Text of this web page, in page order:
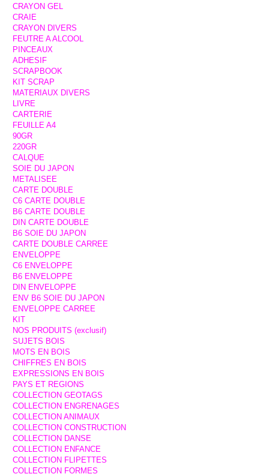
CRAYON GEL
CRAIE
CRAYON DIVERS
FEUTRE A ALCOOL
PINCEAUX
ADHESIF
SCRAPBOOK
KIT SCRAP
MATERIAUX DIVERS
LIVRE
CARTERIE
FEUILLE A4
90GR
220GR
CALQUE
SOIE DU JAPON
METALISEE
CARTE DOUBLE
C6 CARTE DOUBLE
B6 CARTE DOUBLE
DIN CARTE DOUBLE
B6 SOIE DU JAPON
CARTE DOUBLE CARREE
ENVELOPPE
C6 ENVELOPPE
B6 ENVELOPPE
DIN ENVELOPPE
ENV B6 SOIE DU JAPON
ENVELOPPE CARREE
KIT
NOS PRODUITS (exclusif)
SUJETS BOIS
MOTS EN BOIS
CHIFFRES EN BOIS
EXPRESSIONS EN BOIS
PAYS ET REGIONS
COLLECTION GEOTAGS
COLLECTION ENGRENAGES
COLLECTION ANIMAUX
COLLECTION CONSTRUCTION
COLLECTION DANSE
COLLECTION ENFANCE
COLLECTION FLIPETTES
COLLECTION FORMES